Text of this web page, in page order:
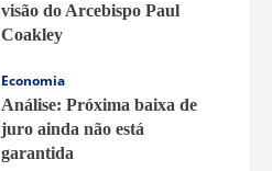
visão do Arcebispo Paul
Coakley
Economia
Análise: Próxima baixa de
juro ainda não está
garantida